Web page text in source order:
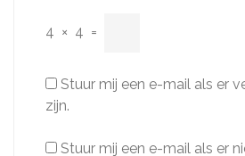
4 × 4 =
Stuur mij een e-mail als er
zijn.
Stuur mij een e-mail als er